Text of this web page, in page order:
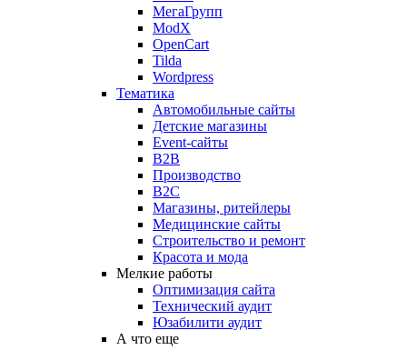
МегаГрупп
ModX
OpenCart
Tilda
Wordpress
Тематика
Автомобильные сайты
Детские магазины
Event-сайты
B2B
Производство
B2C
Магазины, ритейлеры
Медицинские сайты
Строительство и ремонт
Красота и мода
Мелкие работы
Оптимизация сайта
Технический аудит
Юзабилити аудит
А что еще